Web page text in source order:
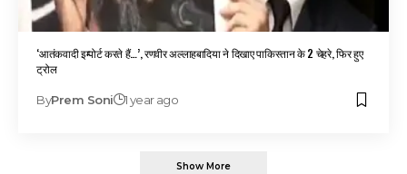
‘आतंकवादी इम्पोर्ट करते हैं…’, रणवीर अल्लाहबादिया ने दिखाए पाकिस्तान के 2 चेहरे, फिर हुए
ट्रोल
ByPrem Soni 1 year ago
Show More